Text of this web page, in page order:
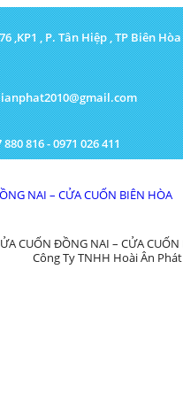
,KP1 , P. Tân Hiệp , TP Biên Hòa
880 816 - 0971 026 411
Công Ty TNHH Hoài Ân Phát